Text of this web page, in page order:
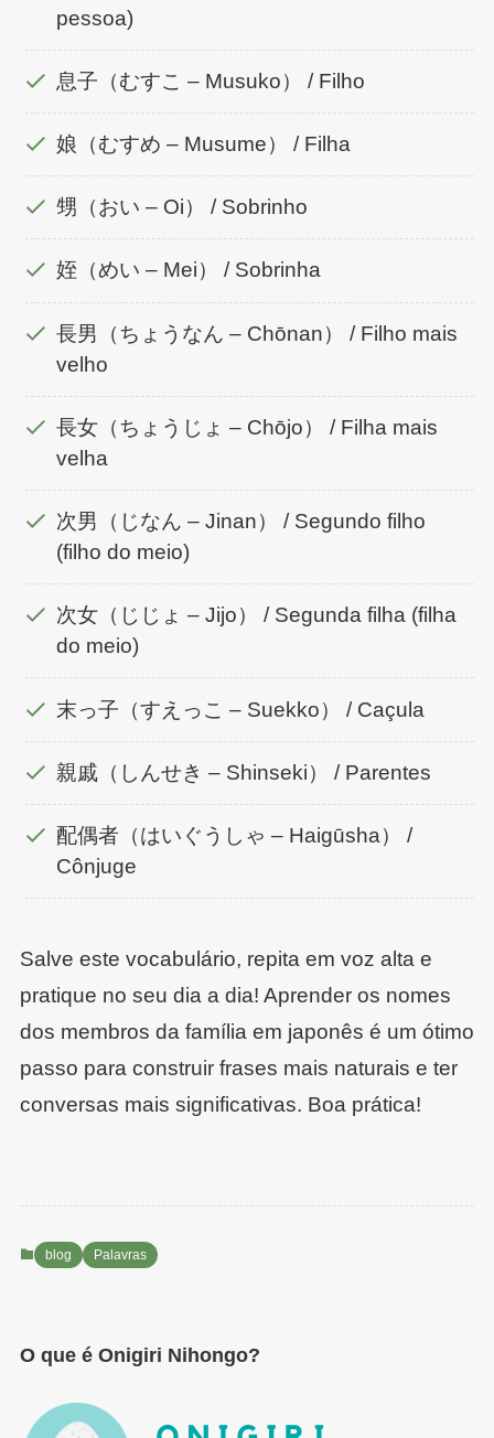
pessoa)
息子（むすこ – Musuko） / Filho
娘（むすめ – Musume） / Filha
甥（おい – Oi） / Sobrinho
姪（めい – Mei） / Sobrinha
長男（ちょうなん – Chōnan） / Filho mais
velho
長女（ちょうじょ – Chōjo） / Filha mais
velha
次男（じなん – Jinan） / Segundo filho
(filho do meio)
次女（じじょ – Jijo） / Segunda filha (filha
do meio)
末っ子（すえっこ – Suekko） / Caçula
親戚（しんせき – Shinseki） / Parentes
配偶者（はいぐうしゃ – Haigūsha） /
Cônjuge
Salve este vocabulário, repita em voz alta e
pratique no seu dia a dia! Aprender os nomes
dos membros da família em japonês é um ótimo
passo para construir frases mais naturais e ter
conversas mais significativas. Boa prática!
blog Palavras
O que é Onigiri Nihongo?